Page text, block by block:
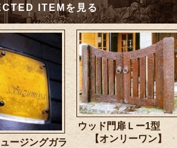
ITEMを見る
ージングガラ
ウッド門扉Ｌー1型
【オンリーワン】